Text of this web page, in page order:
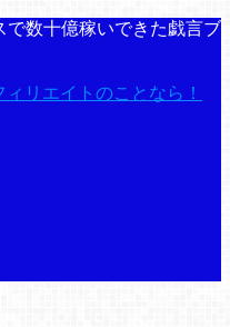
で数十億稼いできた戯言ブ